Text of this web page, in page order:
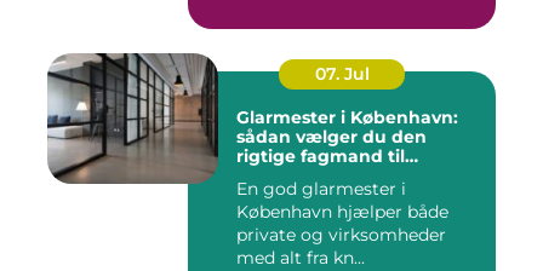
07. Jul
Glarmester i København:
sådan vælger du den
rigtige fagmand til
En god glarmester i
København hjælper både
private og virksomheder
med alt fra kn...